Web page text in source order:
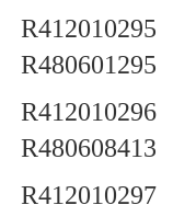
R412010295
R480601295
R412010296
R480608413
R412010297